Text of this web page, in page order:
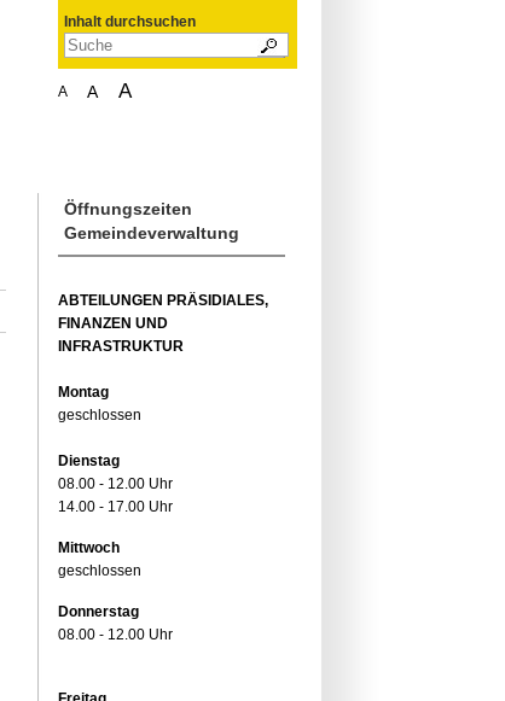
Inhalt durchsuchen
A A A
Öffnungszeiten
Gemeindeverwaltung
ABTEILUNGEN PRÄSIDIALES,
FINANZEN UND
INFRASTRUKTUR
Montag
geschlossen
Dienstag
08.00 - 12.00 Uhr
14.00 - 17.00 Uhr
Mittwoch
geschlossen
Donnerstag
08.00 - 12.00 Uhr